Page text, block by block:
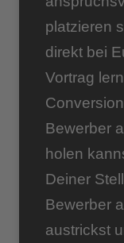
platzieren
direkt bei
Vortrag
Bewerber
holen
Deiner
Bewerber
austrickst